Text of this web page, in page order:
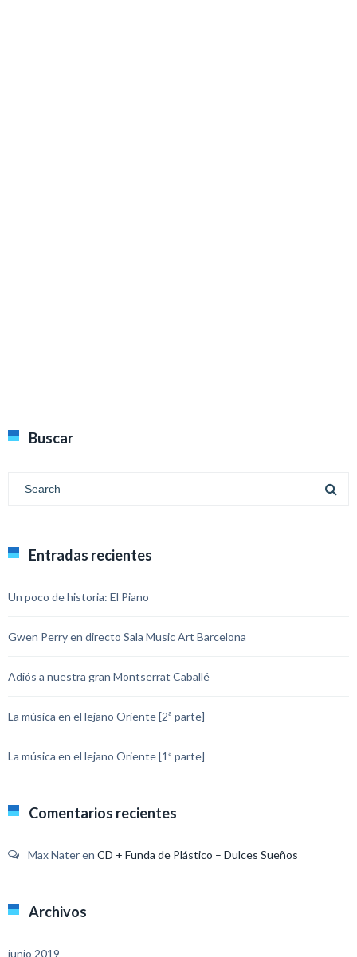
Buscar
Entradas recientes
Un poco de historia: El Piano
Gwen Perry en directo Sala Music Art Barcelona
Adiós a nuestra gran Montserrat Caballé
La música en el lejano Oriente [2ª parte]
La música en el lejano Oriente [1ª parte]
Comentarios recientes
Max Nateren CD + Funda de Plástico – Dulces Sueños
Archivos
junio 2019